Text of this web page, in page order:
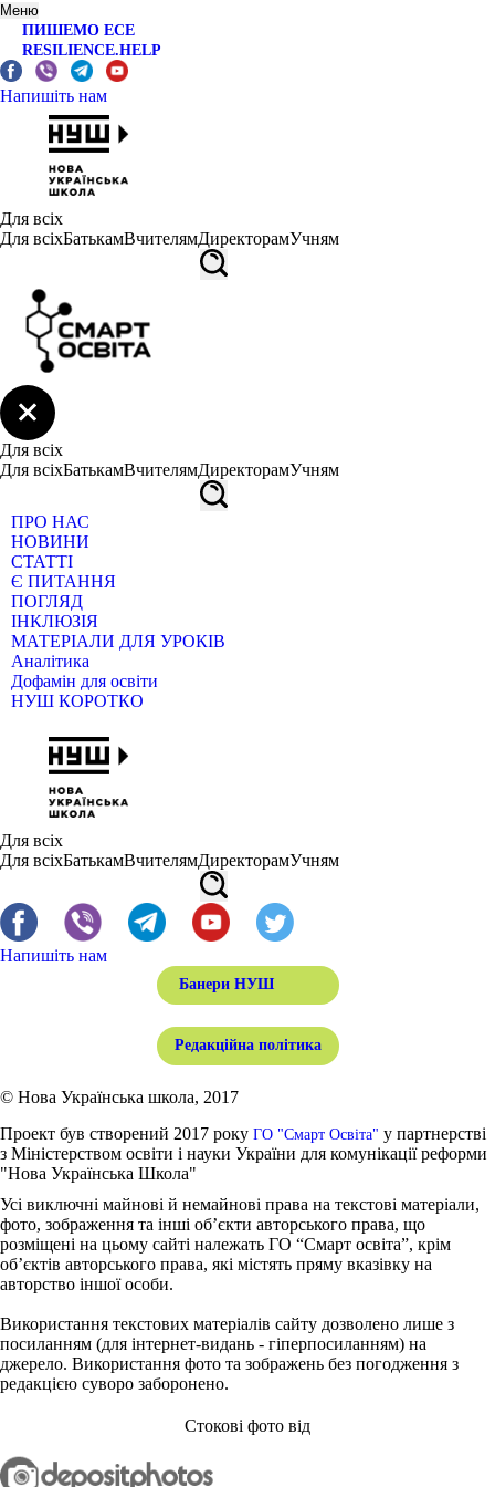
Меню
ПИШЕМО ЕСЕ
RESILIENCE.HELP
Напишіть нам
Для всіх
Для всіхБатькамВчителямДиректорамУчням
Для всіх
Для всіхБатькамВчителямДиректорамУчням
ПРО НАС
НОВИНИ
СТАТТІ
Є ПИТАННЯ
ПОГЛЯД
ІНКЛЮЗІЯ
МАТЕРІАЛИ ДЛЯ УРОКІВ
Аналітика
Дофамін для освіти
НУШ КОРОТКО
Для всіх
Для всіхБатькамВчителямДиректорамУчням
Напишіть нам
Банери НУШ
Редакційна політика
© Нова Українська школа, 2017
Проект був створений 2017 року ГО "Смарт Освіта" у партнерстві
з Міністерством освіти і науки України для комунікації реформи
"Нова Українська Школа"
Усі виключні майнові й немайнові права на текстові матеріали,
фото, зображення та інші об’єкти авторського права, що
розміщені на цьому сайті належать ГО “Смарт освіта”, крім
об’єктів авторського права, які містять пряму вказівку на
авторство іншої особи.
Використання текстових матеріалів сайту дозволено лише з
посиланням (для інтернет-видань - гіперпосиланням) на
джерело. Використання фото та зображень без погодження з
редакцією суворо заборонено.
Стокові фото від